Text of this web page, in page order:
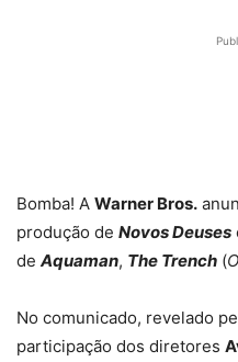
Bomba! A Warner Bros.
produção de Novos Deuses
de Aquaman, The Trench (
No comunicado, revelado
participação dos diretores